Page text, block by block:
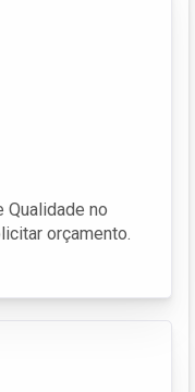
Qualidade no
orçamento.